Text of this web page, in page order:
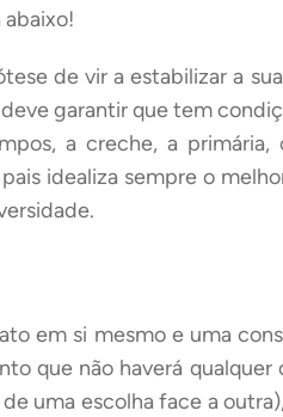
de vir a estabilizar a
garantir que tem
a creche, a primária,
idealiza sempre o
em si mesmo e uma
que não haverá qualquer
uma escolha face a